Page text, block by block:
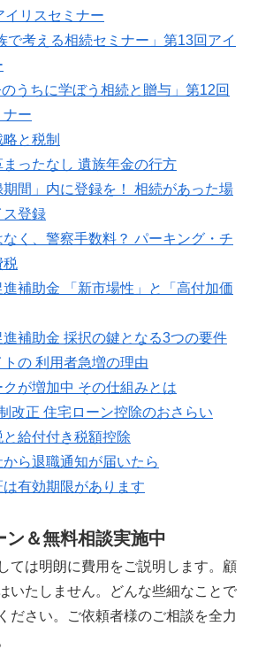
イリスセミナー
で考える相続セミナー」第13回アイ
うちに学ぼう相続と贈与」第12回
ナー
と税制
ったなし 遺族年金の行方
期間」内に登録を！ 相続があった場
ス登録
く、警察手数料？ パーキング・チ
税
補助金 「新市場性」と「高付加価
補助金 採択の鍵となる3つの要件
の 利用者急増の理由
が増加中 その仕組みとは
改正 住宅ローン控除のおさらい
給付付き税額控除
ら退職通知が届いたら
有効期限があります
ン＆無料相談実施中
ては明朗に費用をご説明します。顧
いたしません。どんな些細なことで
ださい。ご依頼者様のご相談を全力